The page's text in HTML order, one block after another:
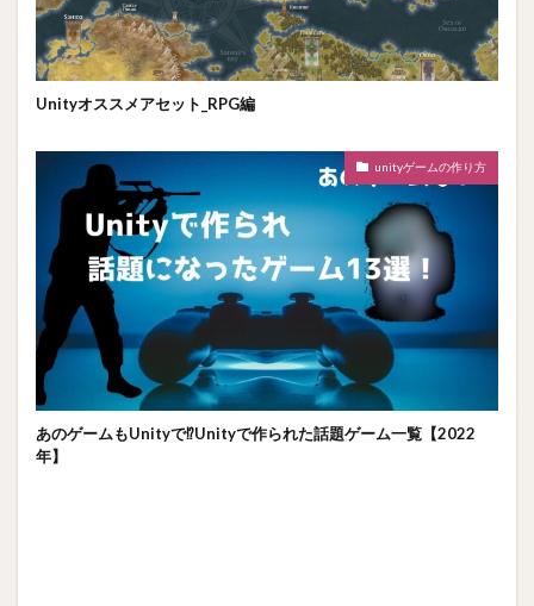
Unityオススメアセット_RPG編
unityゲームの作り方
あのゲームもUnityで⁉Unityで作られた話題ゲーム一覧【2022
年】